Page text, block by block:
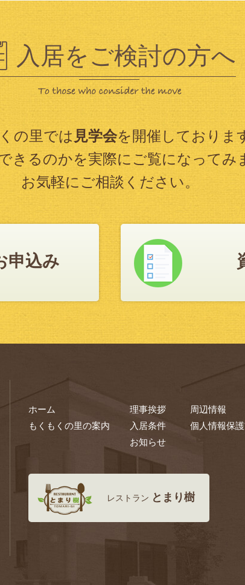
入居をご検討の方へ
の里では 見学会を開催しておりま
きるのかを実際にご覧になってみ
お気軽にご相談ください。
申込み
ホーム
もくもくの里の案内
理事挨拶
入居条件
お知らせ
周辺情報
個人情報保
レストラン とまり樹